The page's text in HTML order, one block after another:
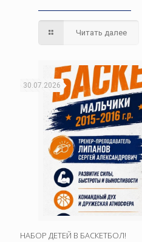
Читать далее
30.07.2026
НАБОР ДЕТЕЙ В БАСКЕТБОЛ!